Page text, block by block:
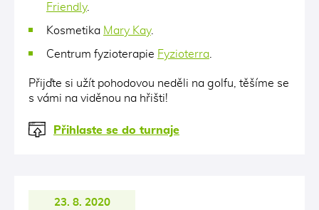
Friendly.
Kosmetika Mary Kay.
Centrum fyzioterapie Fyzioterra
Přijďte si užít pohodovou neděli na golfu, těšíme se
s vámi na viděnou na hřišti!
Přihlaste se do turnaje
23. 8. 2020